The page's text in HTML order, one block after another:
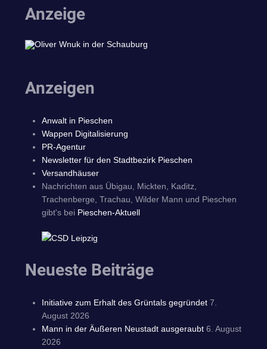
Anzeige
Anzeigen
Anwalt in Pieschen
Wappen Digitalisierung
PR-Agentur
Newsletter für den Stadtbezirk Pieschen
Versandhäuser
Nachrichten aus Übigau, Mickten, Kaditz,
Trachenberge, Trachau, Wilder Mann und Pieschen
gibt's bei Pieschen-Aktuell
Neueste Beiträge
Initiative zum Erhalt des Grüntals gegründet 7.
August 2026
Mann in der Äußeren Neustadt ausgeraubt 6. August
2026